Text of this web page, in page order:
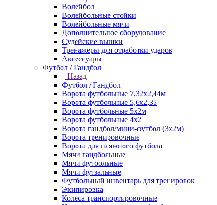
Волейбол
Волейбольные стойки
Волейбольные мячи
Дополнительное оборудование
Судейские вышки
Тренажеры для отработки ударов
Аксессуары
Футбол / Гандбол
Назад
Футбол / Гандбол
Ворота футбольные 7,32х2,44м
Ворота футбольные 5,6х2,35
Ворота футбольные 5х2м
Ворота футбольные 4х2
Ворота гандбол/мини-футбол (3х2м)
Ворота тренировочные
Ворота для пляжного футбола
Мячи гандбольные
Мячи футбольные
Мячи футзальные
Футбольный инвентарь для тренировок
Экипировка
Колеса транспортировочные